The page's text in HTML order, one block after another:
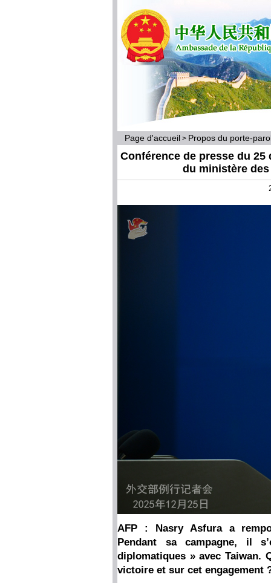
Page d'accueil > Propos du porte-
Conférence de presse du 25
du ministère
AFP : Nasry Asfura a
Pendant sa campagne, il
diplomatiques » avec Taiwan.
victoire et sur cet engagement